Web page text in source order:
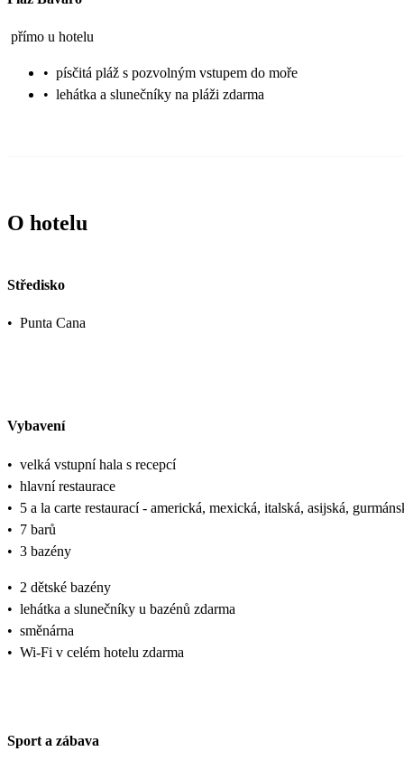
přímo u hotelu
• písčitá pláž s pozvolným vstupem do moře
• lehátka a slunečníky na pláži zdarma
O hotelu
Středisko
• Punta Cana
Vybavení
• velká vstupní hala s recepcí
• hlavní restaurace
• 5 a la carte restaurací - americká, mexická, italská, asijská,
• 7 barů
• 3 bazény
• 2 dětské bazény
• lehátka a slunečníky u bazénů zdarma
• směnárna
• Wi-Fi v celém hotelu zdarma
Sport a zábava